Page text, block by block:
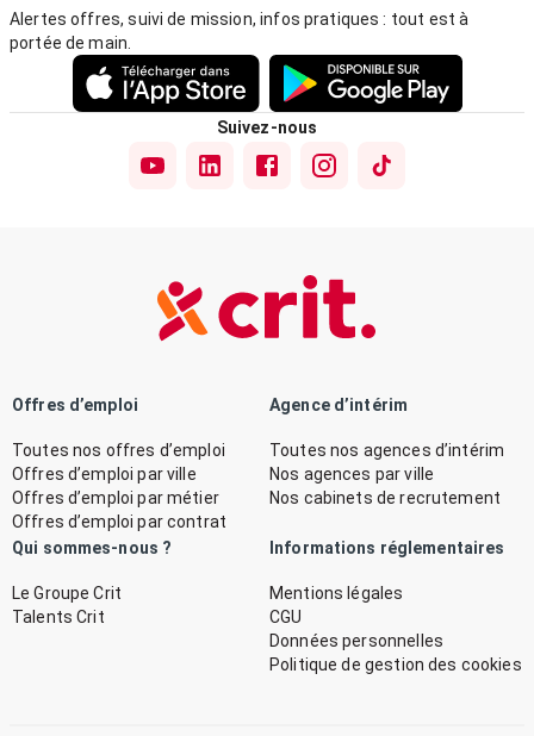
Alertes offres, suivi de mission, infos pratiques : tout est à
portée de main.
Suivez-nous
Offres d’emploi
Toutes nos offres d’emploi
Offres d’emploi par ville
Offres d’emploi par métier
Offres d’emploi par contrat
Agence d’intérim
Toutes nos agences d’intérim
Nos agences par ville
Nos cabinets de recrutement
Qui sommes-nous ?
Le Groupe Crit
Talents Crit
Informations réglementaires
Mentions légales
CGU
Données personnelles
Politique de gestion des cookies